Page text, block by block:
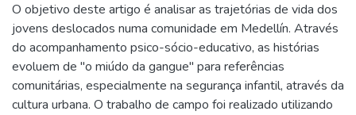
O objetivo deste artigo é analisar as trajetórias de vida dos
jovens deslocados numa comunidade em Medellín. Através
do acompanhamento psico-sócio-educativo, as histórias
evoluem de "o miúdo da gangue" para referências
comunitárias, especialmente na segurança infantil, através da
cultura urbana. O trabalho de campo foi realizado utilizando